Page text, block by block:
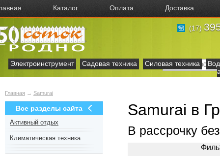
Каталог Оплата Доставка
(17)
Электроинструмент Садовая техника Силовая техника
Главная → Samurai
Все разделы сайта
Активный отдых
Климатическая техника
Samurai в
В рассрочку